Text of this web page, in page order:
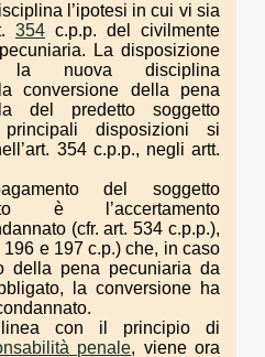
l’ipotesi in cui vi sia
354 c.p.p. del civilmente
La disposizione
la nuova disciplina
conversione della pena
del predetto soggetto
disposizioni si
354 c.p.p., negli artt.
del soggetto
è l’accertamento
(cfr. art. 534 c.p.p.),
196 e 197 c.p.) che, in caso
della pena pecuniaria da
la conversione ha
con il principio di
penale, viene ora